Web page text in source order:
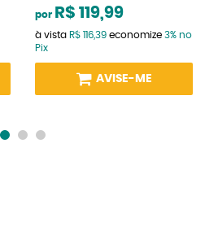
por R$ 119,99
à vista R$ 116,39 economize 3% no
Pix
AVISE-ME